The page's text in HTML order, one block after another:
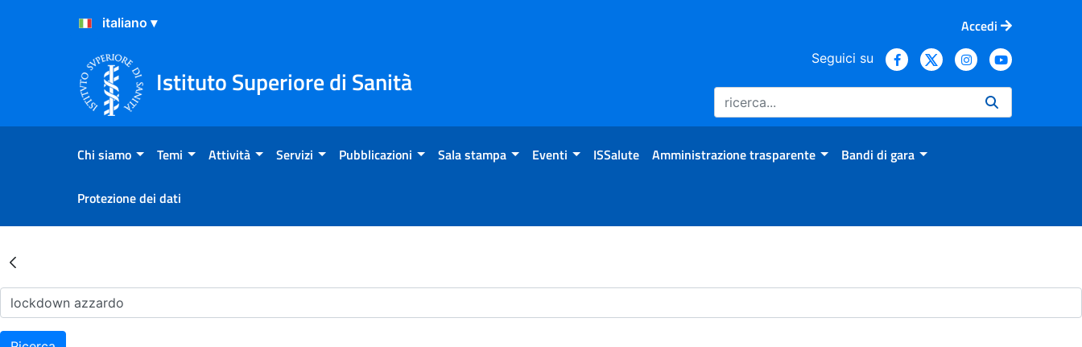
Salta al Contenuto
Salta al Footer
Accedi
Istituto Superiore di Sanità
Seguici su
Chi siamo Temi Attività Servizi Pubblicazioni Sala stampa Eventi ISSalute Amministrazione trasparente Bandi di gara
Protezione dei dati
Risultati della Ricerca - Archivio